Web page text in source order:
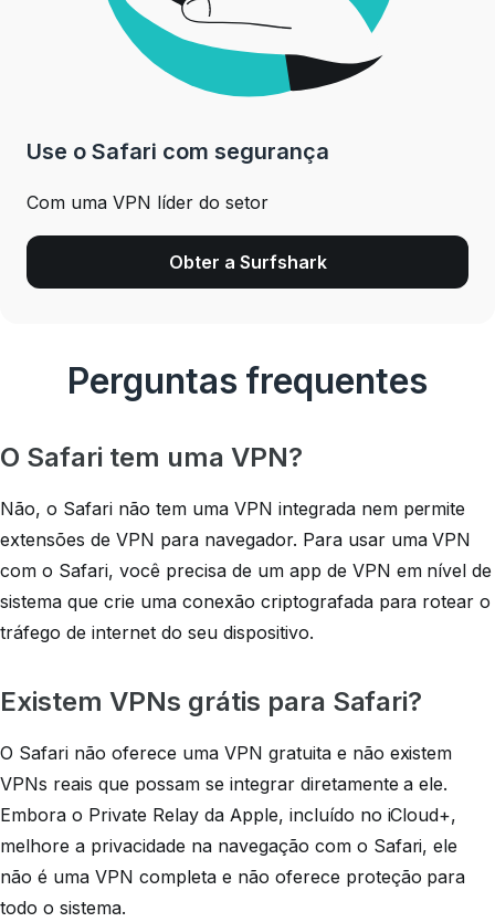
Use o Safari com segurança
Com uma VPN líder do setor
Obter a Surfshark
Perguntas frequentes
O Safari tem uma VPN?
Não, o Safari não tem uma VPN integrada nem permite
extensões de VPN para navegador. Para usar uma VPN
com o Safari, você precisa de um app de VPN em nível de
sistema que crie uma conexão criptografada para rotear o
tráfego de internet do seu dispositivo.
Existem VPNs grátis para Safari?
O Safari não oferece uma VPN gratuita e não existem
VPNs reais que possam se integrar diretamente a ele.
Embora o Private Relay da Apple, incluído no iCloud+,
melhore a privacidade na navegação com o Safari, ele
não é uma VPN completa e não oferece proteção para
todo o sistema.